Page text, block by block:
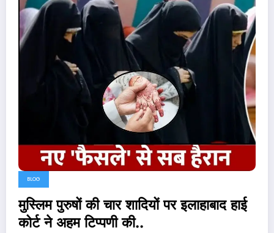
BLOG
मुस्लिम पुरुषों की चार शादियों पर इलाहाबाद हाई
कोर्ट ने अहम टिप्पणी की..